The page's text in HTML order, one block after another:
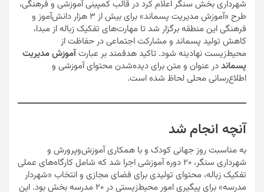
شهرداری بخش سنگر اعلام کرد در قالب کمپینی آموزشی و فرهنگی،
طرح «آموزش مدیریت پسماند» برای بیش از ۳ هزار دانش‌آموز و
فرهنگی این منطقه برگزار شد تا مهارت‌های تفکیک زباله از مبدا،
کاهش تولید پسماند و مشارکت اجتماعی در حفاظت از
محیط‌زیست نهادینه شود. تاکید هدفمند بر عبارتآموزش مدیریت
پسمانددر عنوان و متن برای دیده‌شدن محتوای آموزشی و
اطلاع‌رسانی محلی لحاظ شده است.
آنچه انجام شد
به مناسبت روز جهانی کودک و با همکاری آموزش‌وپرورش و
شهرداری سنگر، ۲۰ دوره آموزشی اجرا شد که شامل کارگاه‌های عملی
تفکیک زباله، محتوای تولیدی برای فضای مجازی و انتخاب «شهردار
مدرسه» برای پیگیری امور محیط‌زیستی در ۲۰ مدرسه بخش بود. این